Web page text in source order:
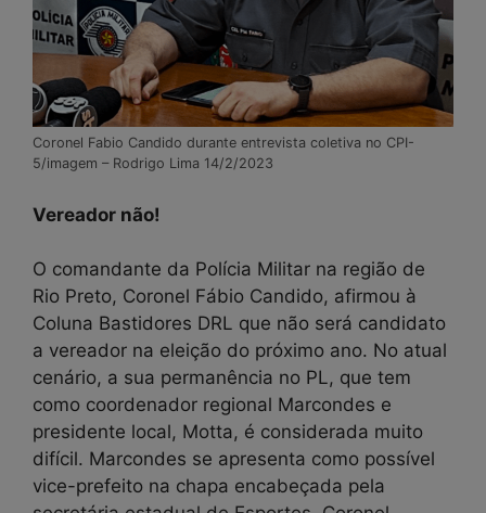
Coronel Fabio Candido durante entrevista coletiva no CPI-
5/imagem – Rodrigo Lima 14/2/2023
Vereador não!
O comandante da Polícia Militar na região de
Rio Preto, Coronel Fábio Candido, afirmou à
Coluna Bastidores DRL que não será candidato
a vereador na eleição do próximo ano. No atual
cenário, a sua permanência no PL, que tem
como coordenador regional Marcondes e
presidente local, Motta, é considerada muito
difícil. Marcondes se apresenta como possível
vice-prefeito na chapa encabeçada pela